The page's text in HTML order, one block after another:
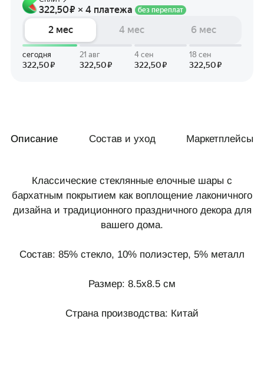
Описание Состав и уход Маркетплейсы
Классические стеклянные елочные шары с
бархатным покрытием как воплощение лаконичного
дизайна и традиционного праздничного декора для
вашего дома.
Состав: 85% стекло, 10% полиэстер, 5% металл
Размер: 8.5x8.5 см
Страна производства: Китай
Whats App